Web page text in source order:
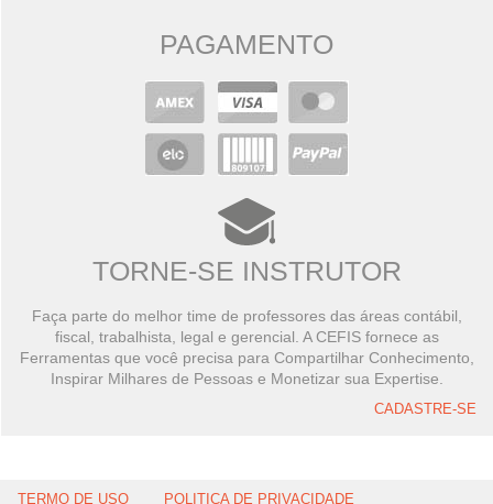
PAGAMENTO
TORNE-SE INSTRUTOR
Faça parte do melhor time de professores das áreas contábil,
fiscal, trabalhista, legal e gerencial. A CEFIS fornece as
Ferramentas que você precisa para Compartilhar Conhecimento,
Inspirar Milhares de Pessoas e Monetizar sua Expertise.
CADASTRE-SE
TERMO DE USO POLITICA DE PRIVACIDADE